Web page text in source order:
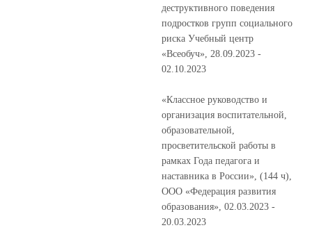
деструктивного поведения
подростков групп социального
риска Учебный центр
«Всеобуч», 28.09.2023 -
02.10.2023
«Классное руководство и
организация воспитательной,
образовательной,
просветительской работы в
рамках Года педагога и
наставника в России», (144 ч),
ООО «Федерация развития
образования», 02.03.2023 -
20.03.2023